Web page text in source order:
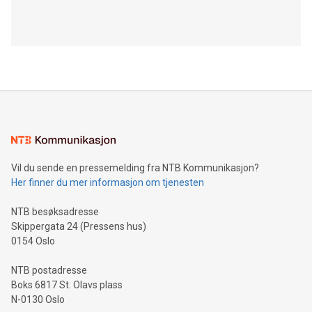
Vil du sende en pressemelding fra NTB Kommunikasjon?
Her finner du mer informasjon om tjenesten
NTB besøksadresse
Skippergata 24 (Pressens hus)
0154 Oslo
NTB postadresse
Boks 6817 St. Olavs plass
N-0130 Oslo